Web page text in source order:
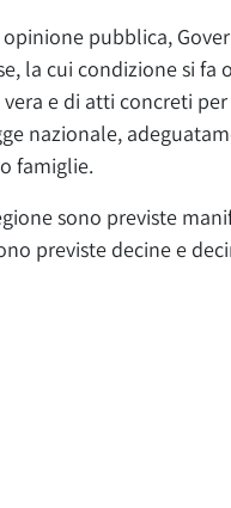
opinione pubblica,
la cui condizione si
e di atti concreti
nazionale,
famiglie.
sono previste
previste decine e